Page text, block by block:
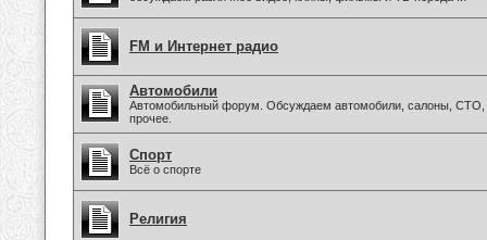
FM и Интернет радио
Автомобили
Автомобильный форум. Обсуждаем автомобили, салоны, СТО,
прочее.
Спорт
Всё о спорте
Религия